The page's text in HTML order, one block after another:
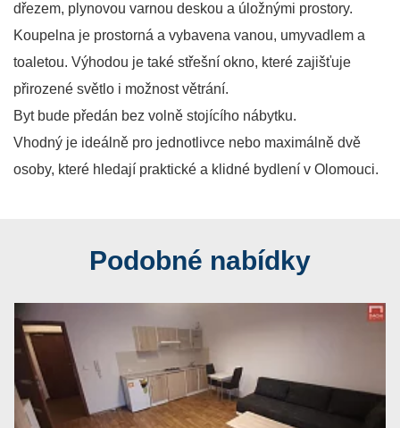
dřezem, plynovou varnou deskou a úložnými prostory.
Koupelna je prostorná a vybavena vanou, umyvadlem a
toaletou. Výhodou je také střešní okno, které zajišťuje
přirozené světlo i možnost větrání.
Byt bude předán bez volně stojícího nábytku.
Vhodný je ideálně pro jednotlivce nebo maximálně dvě
osoby, které hledají praktické a klidné bydlení v Olomouci.
Podobné nabídky